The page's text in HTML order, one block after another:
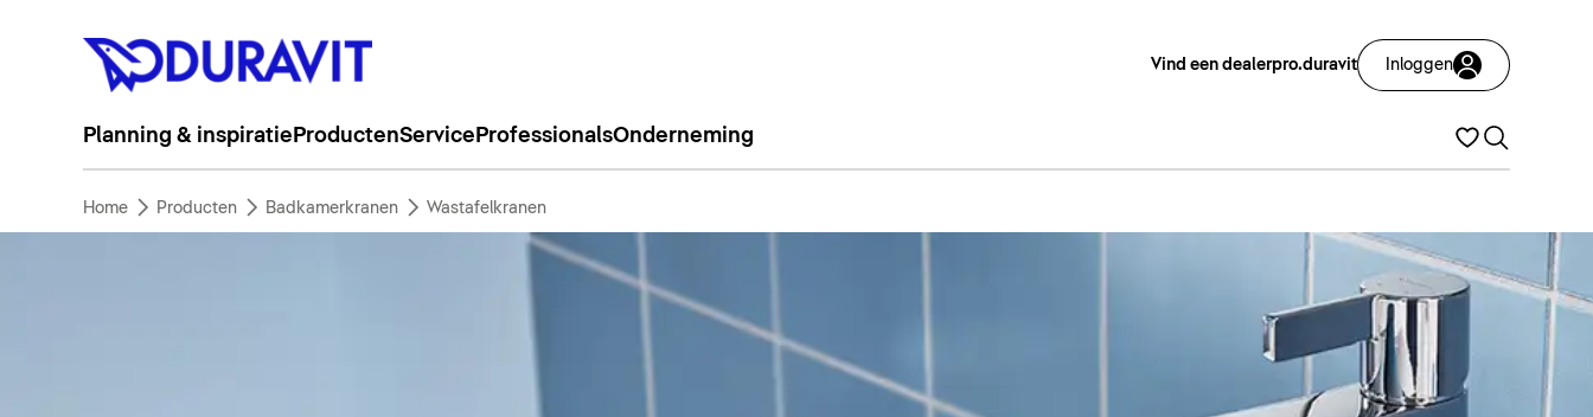
Vind een dealerpro.duravit Inloggen
Planning & inspiratie ProductenService ProfessionalsOnderneming
Home Producten Badkamerkranen Wastafelkranen